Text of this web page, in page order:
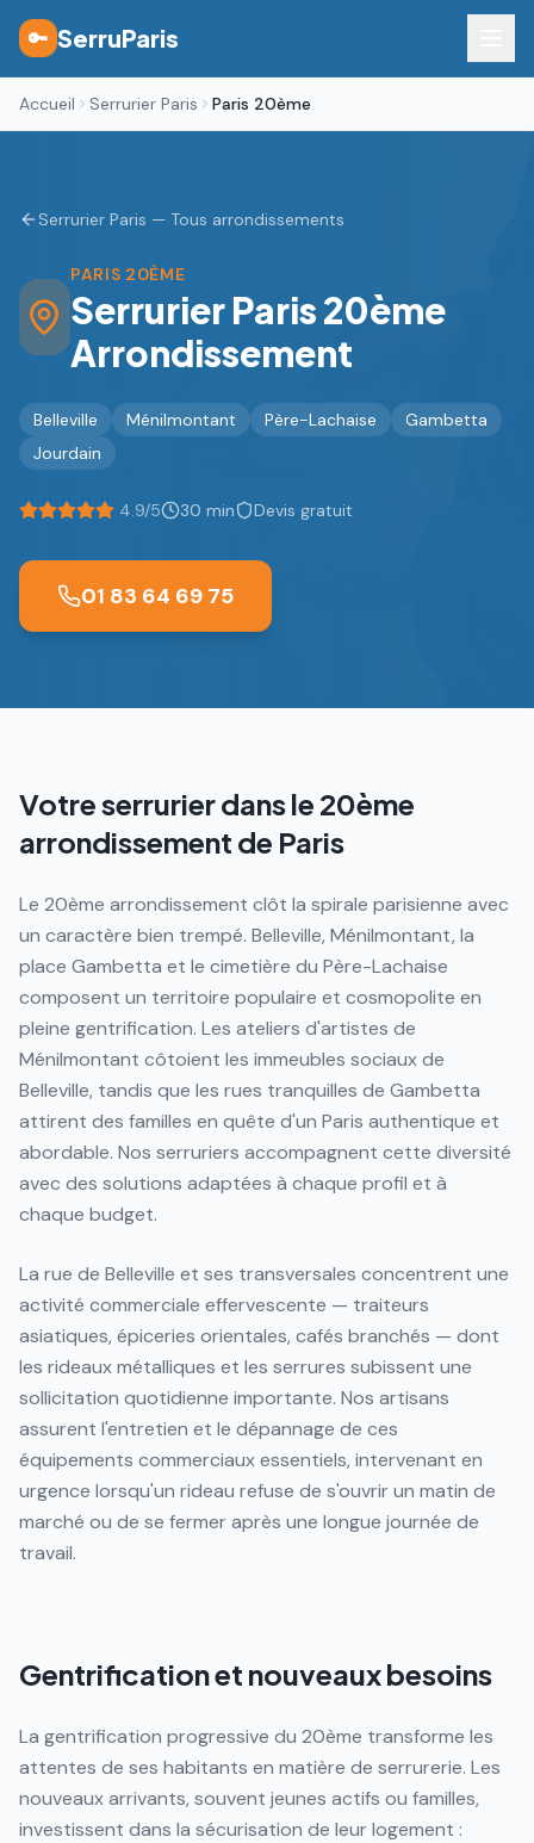
🔑 SerruParis
Accueil Serrurier Paris Paris 20ème
Serrurier Paris — Tous arrondissements
PARIS 20ÈME
Serrurier Paris20ème
Arrondissement
Belleville Ménilmontant Père-Lachaise
Gambetta
Jourdain
4.9/5 30 min Devis gratuit
01 83 64 69 75
Votre serrurier dans le 20ème
arrondissement de Paris
Le 20ème arrondissement clôt la spirale parisienne avec
un caractère bien trempé. Belleville, Ménilmontant, la
place Gambetta et le cimetière du Père-Lachaise
composent un territoire populaire et cosmopolite en
pleine gentrification. Les ateliers d'artistes de
Ménilmontant côtoient les immeubles sociaux de
Belleville, tandis que les rues tranquilles de Gambetta
attirent des familles en quête d'un Paris authentique et
abordable. Nos serruriers accompagnent cette diversité
avec des solutions adaptées à chaque profil et à
chaque budget.
La rue de Belleville et ses transversales concentrent une
activité commerciale effervescente — traiteurs
asiatiques, épiceries orientales, cafés branchés — dont
les rideaux métalliques et les serrures subissent une
sollicitation quotidienne importante. Nos artisans
assurent l'entretien et le dépannage de ces
équipements commerciaux essentiels, intervenant en
urgence lorsqu'un rideau refuse de s'ouvrir un matin de
marché ou de se fermer après une longue journée de
travail.
Gentrification et nouveaux besoins
La gentrification progressive du 20ème transforme les
attentes de ses habitants en matière de serrurerie. Les
nouveaux arrivants, souvent jeunes actifs ou familles,
investissent dans la sécurisation de leur logement :